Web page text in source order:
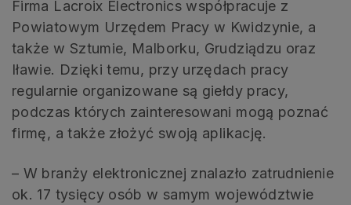
Firma Lacroix Electronics współpracuje z
Powiatowym Urzędem Pracy w Kwidzynie, a
także w Sztumie, Malborku, Grudziądzu oraz
Iławie. Dzięki temu, przy urzędach pracy
regularnie organizowane są giełdy pracy,
podczas których zainteresowani mogą poznać
firmę, a także złożyć swoją aplikację.
– W branży elektronicznej znalazło zatrudnienie
ok. 17 tysięcy osób w samym województwie